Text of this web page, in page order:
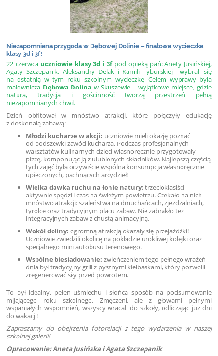
Niezapomniana przygoda w Dębowej Dolinie – finałowa wycieczka
klasy 3d i 3f!
22 czerwca uczniowie klasy 3d i 3fpod opieką pań: Anety Jusińskiej,
Agaty Szczepanik, Aleksandry Delak i Kamili Tyburskiej wybrali się
na ostatnią w tym roku szkolnym wycieczkę. Celem wyprawy była
malownicza Dębowa Dolina w Skuszewie – wyjątkowe miejsce, gdzie
natura, tradycja i gościnność tworzą przestrzeń pełną
niezapomnianych chwil.
Dzień obfitował w mnóstwo atrakcji, które połączyły edukację
z doskonałą zabawą:
Młodzi kucharze w akcji: uczniowie mieli okazję poznać
od podszewki zawód kucharza. Podczas profesjonalnych
warsztatów kulinarnych dzieci własnoręcznie przygotowały
pizzę, komponując ją z ulubionych składników. Najlepszą częścią
tych zajęć była oczywiście wspólna konsumpcja własnoręcznie
upieczonych, pachnących arcydzieł!
Wielka dawka ruchu na łonie natury: trzecioklasiści
aktywnie spędzili czas na świeżym powietrzu. Czekało na nich
mnóstwo atrakcji: szaleństwa na dmuchańcach, zjeżdżalniach,
tyrolce oraz tradycyjnym placu zabaw. Nie zabrakło też
integracyjnych zabaw z chustą animacyjną.
Wokół doliny: ogromną atrakcją okazały się przejażdżki!
Uczniowie zwiedzili okolicę na pokładzie urokliwej kolejki oraz
specjalnego mini autobusu terenowego.
Wspólne biesiadowanie: zwieńczeniem tego pełnego wrażeń
dnia był tradycyjny grill z pysznymi kiełbaskami, który pozwolił
zregenerować siły przed powrotem.
To był idealny, pełen uśmiechu i słońca sposób na podsumowanie
mijającego roku szkolnego. Zmęczeni, ale z głowami pełnymi
wspaniałych wspomnień, wszyscy wracali do szkoły, odliczając już dni
do wakacji!
Zapraszamy do obejrzenia fotorelacji z tego wydarzenia w naszej
szkolnej galerii!
Opracowanie: Aneta Jusińska i Agata Szczepanik